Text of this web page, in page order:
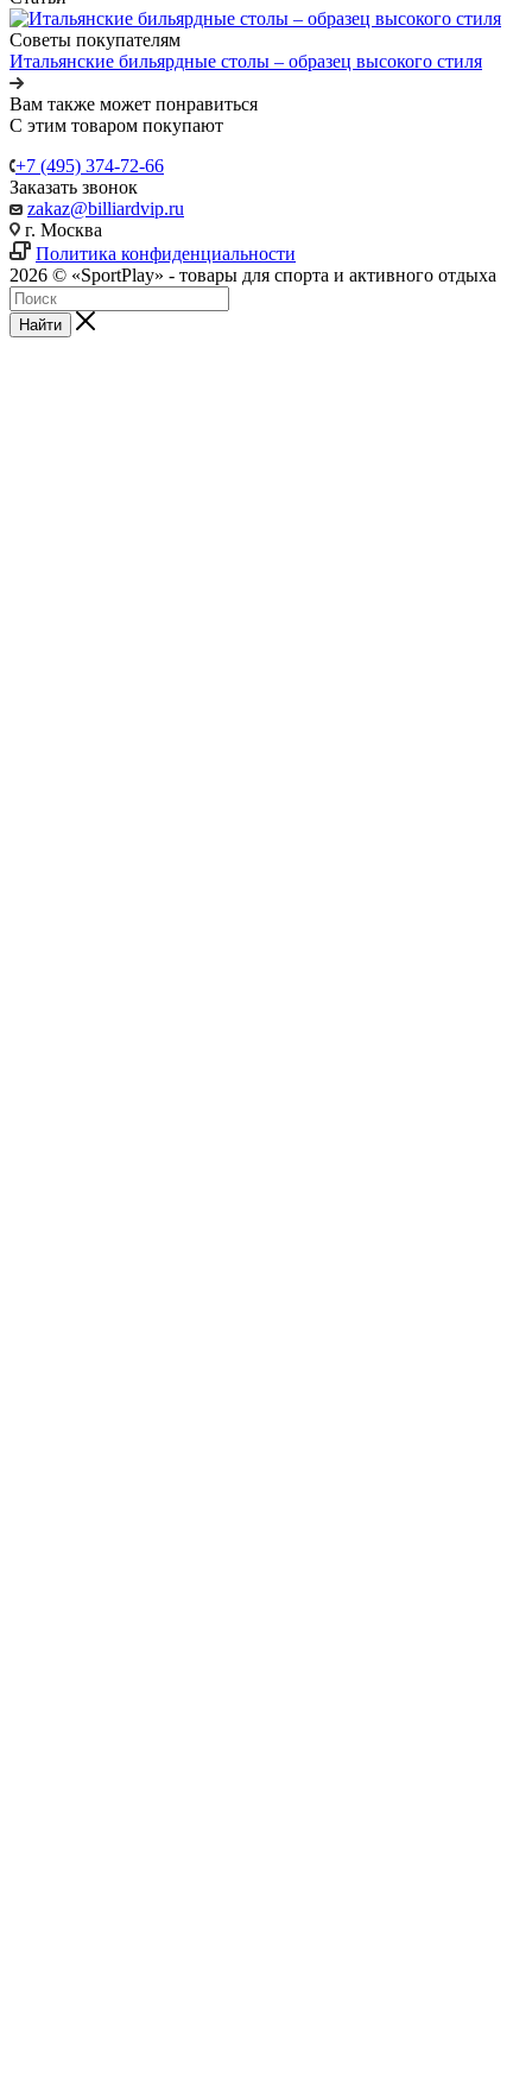
Советы покупателям
Итальянские бильярдные столы – образец высокого стиля
Вам также может понравиться
С этим товаром покупают
+7 (495) 374-72-66
Заказать звонок
zakaz@billiardvip.ru
г. Москва
Политика конфиденциальности
2026 © «SportPlay» - товары для спорта и активного отдыха
Найти